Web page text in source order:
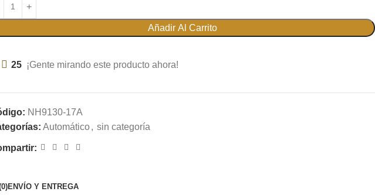
Añadir Al Carrito
25 ¡Gente mirando este producto ahora!
NH9130-17A
Automático, sin categoría
ENVÍO Y ENTREGA